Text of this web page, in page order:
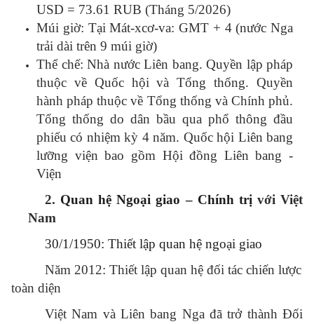
USD = 73.61 RUB (Tháng 5/2026)
Múi giờ: Tại Mát-xcơ-va: GMT + 4 (nước Nga
trải dài trên 9 múi giờ)
Thể chế: Nhà nước Liên bang. Quyền lập pháp
thuộc về Quốc hội và Tổng thống. Quyền
hành pháp thuộc về Tổng thống và Chính phủ.
Tổng thống do dân bầu qua phổ thông đầu
phiếu có nhiệm kỳ 4 năm. Quốc hội Liên bang
lưỡng viện bao gồm Hội đồng Liên bang -
Viện
2. Quan hệ Ngoại giao – Chính trịvới Việt
Nam
30/1/1950: Thiết lập quan hệ ngoại giao
Năm 2012: Thiết lập quan hệ đối tác chiến lược
toàn diện
Việt Nam và Liên bang Nga đã trở thành Đối